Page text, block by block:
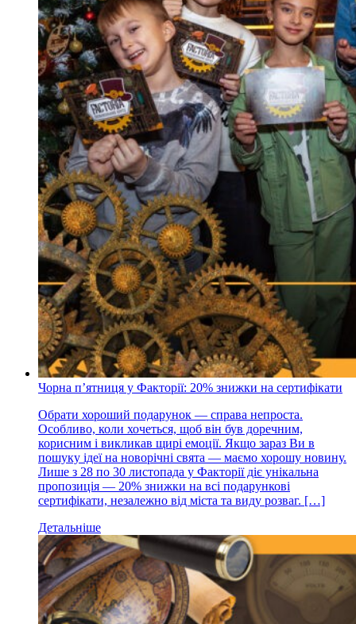
Чорна пʼятниця у Факторії: 20% знижки на сертифікати
Обрати хороший подарунок — справа непроста.
Особливо, коли хочеться, щоб він був доречним,
корисним і викликав щирі емоції. Якщо зараз Ви в
пошуку ідеї на новорічні свята — маємо хорошу новину.
Лише з 28 по 30 листопада у Факторії діє унікальна
пропозиція — 20% знижки на всі подарункові
сертифікати, незалежно від міста та виду розваг. […]
Детальніше